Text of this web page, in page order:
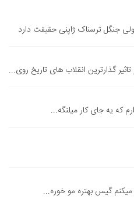
جنگل ترسناک ژاپنی حقیقت دارد
گذارترین انقلاب های تاریخ روی...
که یه جای کار میلنگه...
گیس بهتره مو خوره...